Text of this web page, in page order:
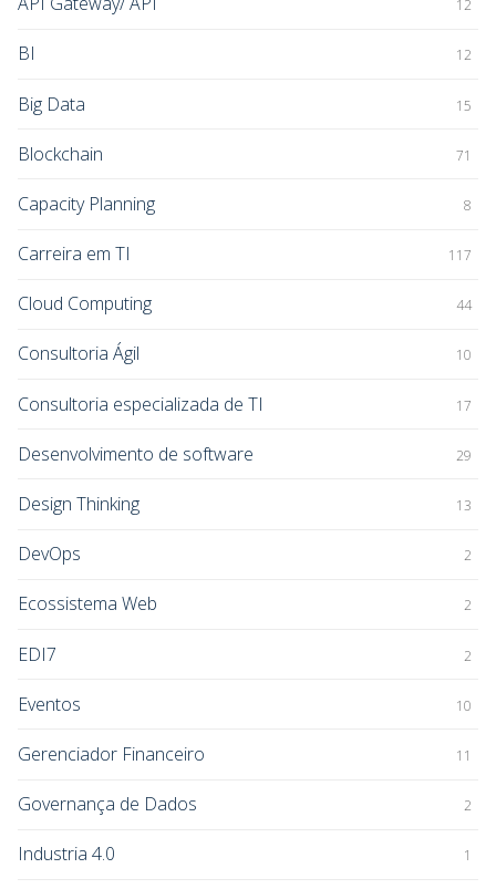
12
BI 12
Big Data 15
Blockchain 71
Capacity Planning 8
Carreira em TI 117
Cloud Computing 44
Consultoria Ágil 10
Consultoria especializada de TI 17
Desenvolvimento de software 29
Design Thinking 13
DevOps 2
Ecossistema Web 2
EDI7 2
Eventos 10
Gerenciador Financeiro 11
Governança de Dados 2
Industria 4.0 1